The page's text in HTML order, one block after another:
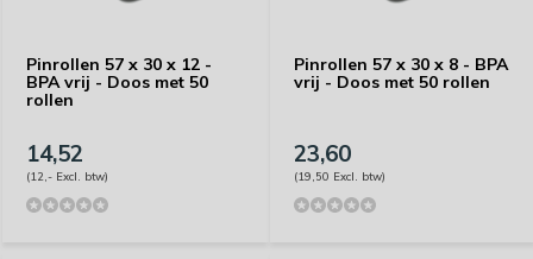
Pinrollen 57 x 30 x 12 -
BPA vrij - Doos met 50
rollen
14,52
(12,- Excl. btw)
Pinrollen 57 x 30 x 8 - BPA
vrij - Doos met 50 rollen
23,60
(19,50 Excl. btw)